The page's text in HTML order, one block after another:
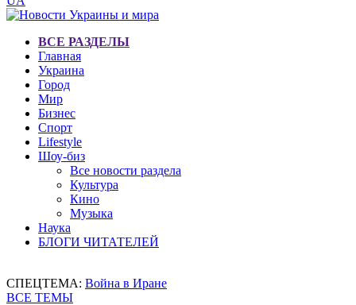
ВСЕ РАЗДЕЛЫ
Главная
Украина
Город
Мир
Бизнес
Спорт
Lifestyle
Шоу-биз
Все новости раздела
Культура
Кино
Музыка
Наука
БЛОГИ ЧИТАТЕЛЕЙ
СПЕЦТЕМА: Война в Иране
ВСЕ ТЕМЫ